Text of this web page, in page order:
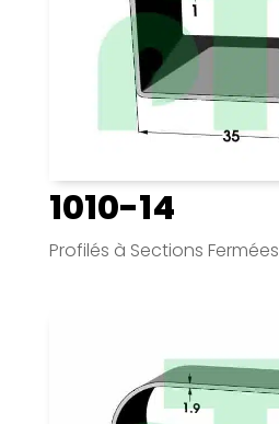
1010-14
Profilés à Sections Fermées